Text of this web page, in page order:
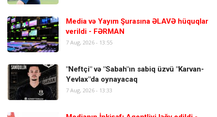
Media və Yayım Şurasına ƏLAVƏ hüquqlar
verildi - FƏRMAN
7 Aug, 2026 - 13:55
"Neftçi" və "Sabah"ın sabiq üzvü "Karvan-
Yevlax"da oynayacaq
7 Aug, 2026 - 13:33